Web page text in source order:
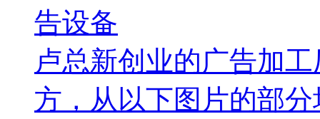
告设备
卢总新创业的广告加
方，从以下图片的部